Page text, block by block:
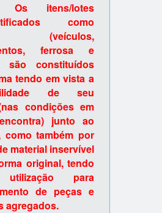
Os itens/lotes
como
(veículos,
ferrosa e
são constituídos
tendo em vista a
de seu
condições em
junto ao
como também por
material inservível
original, tendo
utilização para
de peças e
agregados.